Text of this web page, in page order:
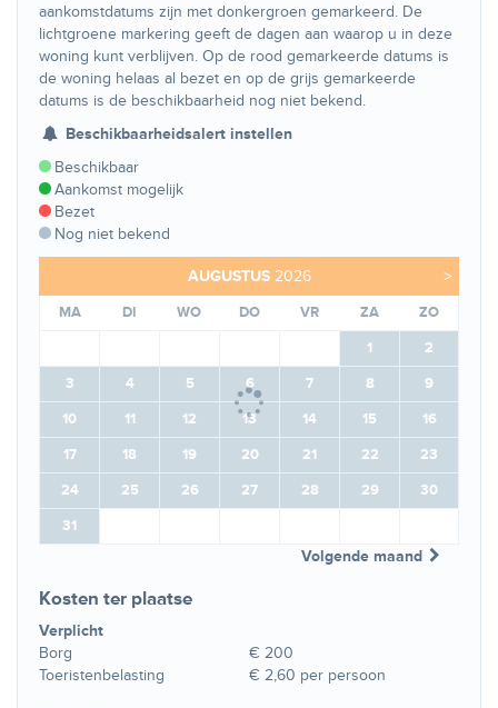
aankomstdatums zijn met donkergroen gemarkeerd. De
lichtgroene markering geeft de dagen aan waarop u in deze
woning kunt verblijven. Op de rood gemarkeerde datums is
de woning helaas al bezet en op de grijs gemarkeerde
datums is de beschikbaarheid nog niet bekend.
Beschikbaarheidsalert instellen
Beschikbaar
Aankomst mogelijk
Bezet
Nog niet bekend
>
AUGUSTUS 2026
MA DI WO DO VR ZA
ZO
1
2
3
4 5 6 7 8
9
10
11 12 13 14 15
16
17
18 19 20 21 22
23
24
25 26 27 28 29
30
31
Volgende maand
Kosten ter plaatse
Verplicht
Borg
€ 200
Toeristenbelasting
€ 2,60 per persoon